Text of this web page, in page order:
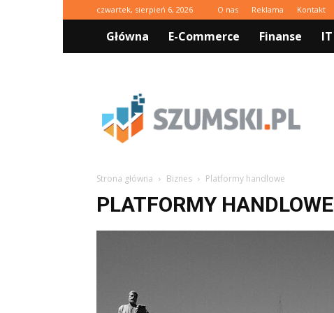
czwartek, sierpień 6, 2026 O nas Reklama Kontakt
Główna E-Commerce Finanse IT
Strona główna Biznes Platformy handlowe
PLATFORMY HANDLOWE